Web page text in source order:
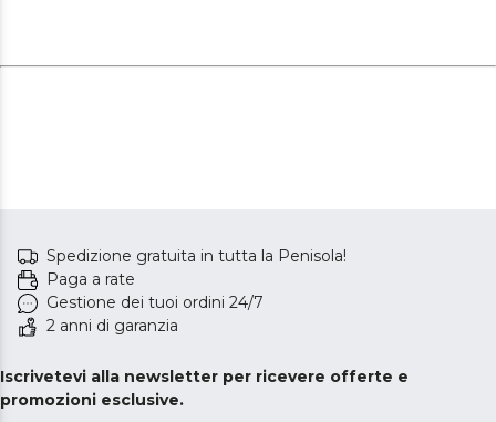
Spedizione gratuita in tutta la Penisola!
Paga a rate
Gestione dei tuoi ordini 24/7
2 anni di garanzia
Iscrivetevi alla newsletter per ricevere offerte e
promozioni esclusive.